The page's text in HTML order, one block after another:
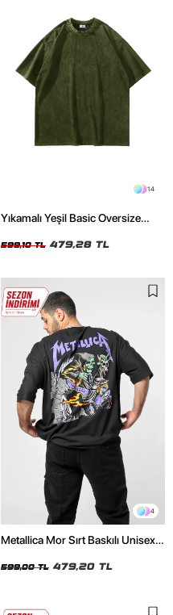
14
Yıkamalı Yeşil Basic Oversize
599,10 TL 479,28 TL
4
Metallica Mor Sırt Baskılı Unisex
599,00 TL 479,20 TL